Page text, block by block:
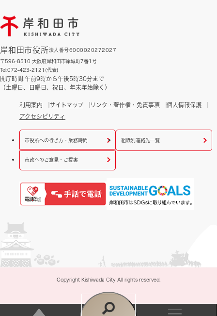
岸和田市役所法人番号6000020272027
〒596-8510 大阪府岸和田市岸城町7番1号
Tel:072-423-2121(代表)
開庁時間:午前9時から午後5時30分まで
（土曜日、日曜日、祝日、年末年始除く）
利用案内 サイトマップ リンク・著作権・免責事項
個人情報保護
アクセシビリティ
市役所への行き方・業務時間 組織別連絡先一覧
市政へのご意見・ご提案
Copyright Kishiwada City All rights reserved.